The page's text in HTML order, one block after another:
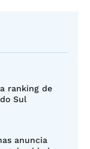
ranking de
Sul
anuncia